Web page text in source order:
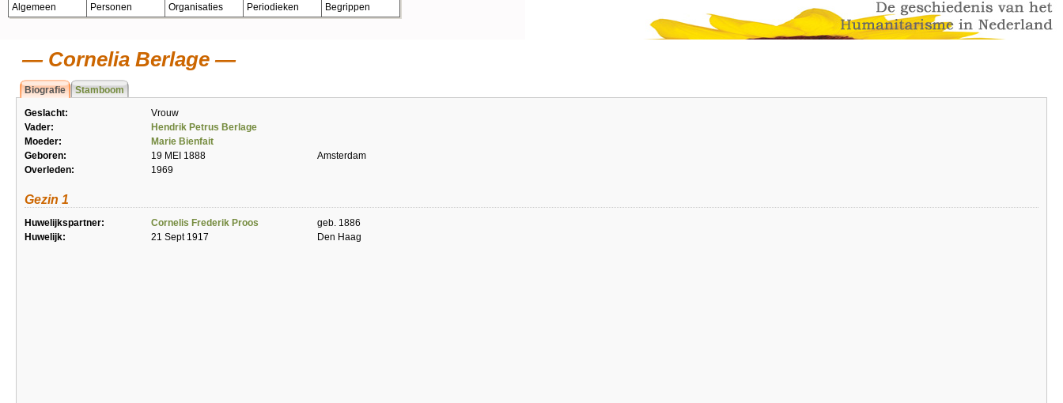
Algemeen Personen Organisaties Periodieken Begrippen
Cornelia Berlage
Biografie Stamboom
Geslacht:
Vrouw
Vader:
Hendrik Petrus Berlage
Moeder:
Marie Bienfait
Geboren:
19 MEI 1888
Amsterdam
Overleden:
1969
Gezin 1
Huwelijkspartner: Cornelis Frederik Proos
geb. 1886
Huwelijk:
21 Sept 1917 Den Haag